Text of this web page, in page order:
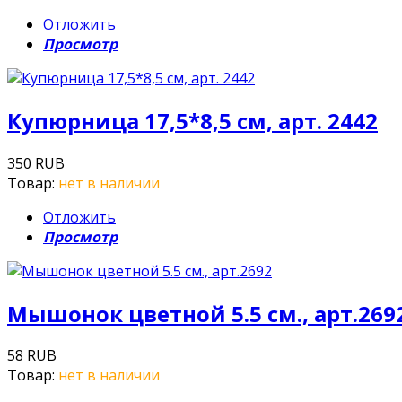
Отложить
Просмотр
Купюрница 17,5*8,5 см, арт. 2442
350 RUB
Товар: нет в наличии
Отложить
Просмотр
Мышонок цветной 5.5 см.,
58 RUB
Товар: нет в наличии